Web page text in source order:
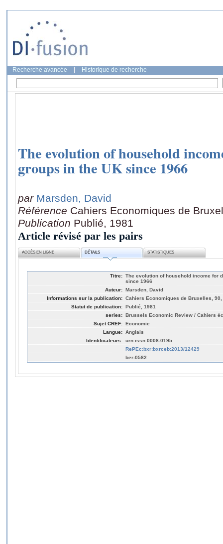
Recherche avancée Historique de recherche
The evolution of household
groups in the UK since 1966
par Marsden, David
Référence Cahiers Economiques de
Publication Publié, 1981
Article révisé par les pairs
ACCÈS EN LIGNE DÉTAILS STATISTIQUES
Titre: The evolution of household income for
since 1966
Auteur: Marsden, David
Informations sur la publication: Cahiers Economiques de Bruxelles, 90,
Statut de publication: Publié, 1981
series: Brussels Economic Review / Cahiers
Sujet CREF: Economie
Langue: Anglais
Identificateurs: urn:issn:0008-0195
RePEc:bxr:bxrceb:2013/12429
ber-0582